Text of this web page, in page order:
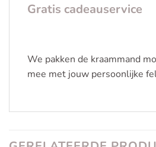
Gratis cadeauservice
We pakken de kraammand
mee met jouw persoonlijke